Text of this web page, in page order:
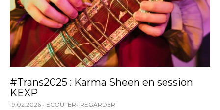
#Trans2025 : Karma Sheen en session
KEXP
19.02.2026 ECOUTER REGARDER